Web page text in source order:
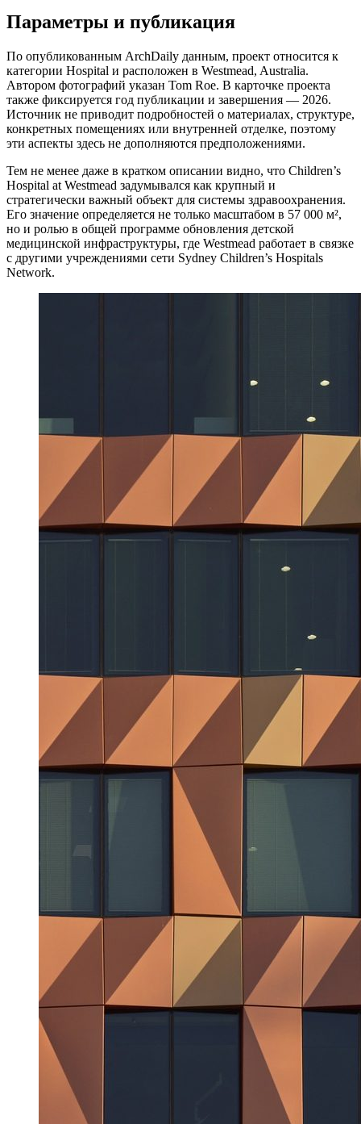
Параметры и публикация
По опубликованным ArchDaily данным, проект относится к
категории Hospital и расположен в Westmead, Australia.
Автором фотографий указан Tom Roe. В карточке проекта
также фиксируется год публикации и завершения — 2026.
Источник не приводит подробностей о материалах, структуре,
конкретных помещениях или внутренней отделке, поэтому
эти аспекты здесь не дополняются предположениями.
Тем не менее даже в кратком описании видно, что Children’s
Hospital at Westmead задумывался как крупный и
стратегически важный объект для системы здравоохранения.
Его значение определяется не только масштабом в 57 000 м²,
но и ролью в общей программе обновления детской
медицинской инфраструктуры, где Westmead работает в связке
с другими учреждениями сети Sydney Children’s Hospitals
Network.